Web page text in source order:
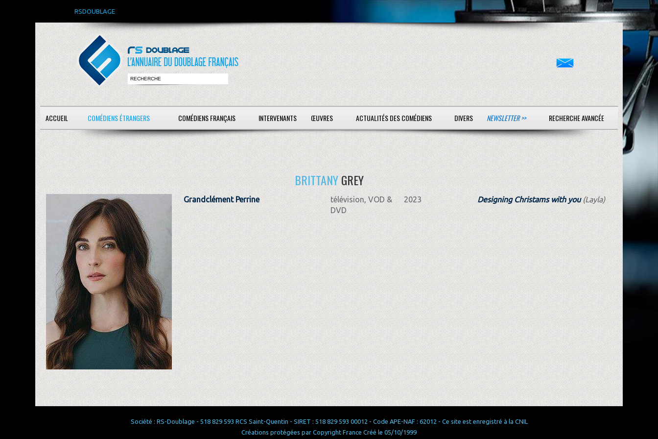
RSDOUBLAGE
ACCUEIL COMÉDIENS ÉTRANGERS COMÉDIENS FRANÇAIS INTERVENANTS ŒUVRES ACTUALITÉS DES COMÉDIENS DIVERS NEWSLETTER >> RECHERCHE AVANCÉE
BRITTANYGREY
Grandclément Perrine
télévision, VOD &
DVD
2023 Designing Christams with you(Layla)
Société : RS-Doublage - 518 829 593 RCS Saint-Quentin - SIRET : 518 829 593 00012 - Code APE-NAF : 62012 - Ce site est enregistré à la CNIL
Créations protégées par Copyright France Créé le 05/10/1999